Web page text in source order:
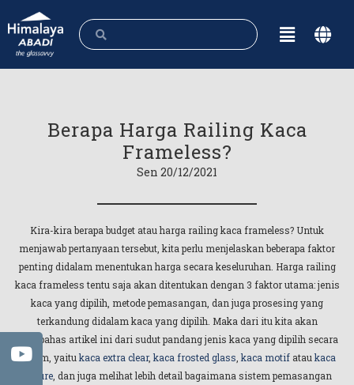
Berapa Harga Railing Kaca
Frameless?
Sen 20/12/2021
Kira-kira berapa budget atau harga railing kaca frameless? Untuk
menjawab pertanyaan tersebut, kita perlu menjelaskan beberapa faktor
penting didalam menentukan harga secara keseluruhan. Harga railing
kaca frameless tentu saja akan ditentukan dengan 3 faktor utama: jenis
kaca yang dipilih, metode pemasangan, dan juga prosesing yang
terkandung didalam kaca yang dipilih. Maka dari itu kita akan
membahas artikel ini dari sudut pandang jenis kaca yang dipilih secara
umum, yaitu kaca extra clear, kaca frosted glass kaca motifatau kaca
texture , dan juga melihat lebih detail bagaimana sistem pemasangan